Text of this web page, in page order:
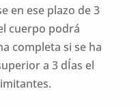
en ese plazo de 3
cuerpo podrá
completa si se ha
a 3 dÍas el